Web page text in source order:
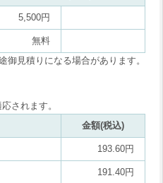
5,500円
無料
御見積りになる場合があります。
されます。
金額(税込)
193.60円
191.40円